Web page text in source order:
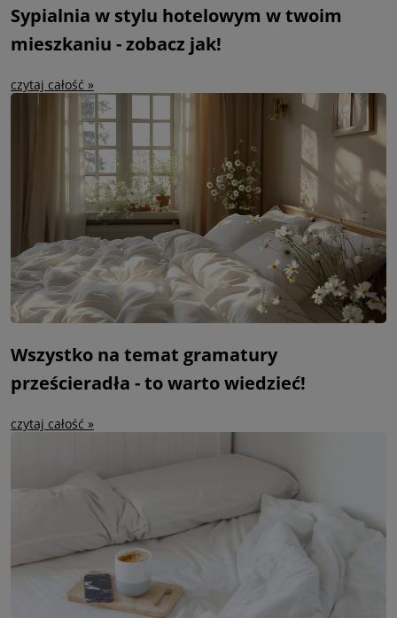
Sypialnia w stylu hotelowym w twoim
mieszkaniu - zobacz jak!
czytaj całość »
Wszystko na temat gramatury
prześcieradła - to warto wiedzieć!
czytaj całość »